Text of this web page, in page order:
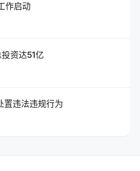
作启动
资达51亿
置违法违规行为